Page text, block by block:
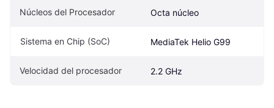
Núcleos del Procesador Octa núcleo
Sistema en Chip (SoC) MediaTek Helio G99
Velocidad del procesador 2.2 GHz